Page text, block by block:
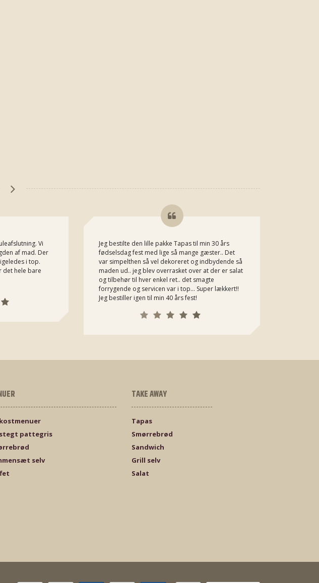
Vi
af mad. Der
i top.
det hele bare
Jeg bestilte den lille pakke Tapas til min 30 års
fødselsdag fest med lige så mange gæster.. Det
var simpelthen så vel dekoreret og indbydende så
maden ud.. jeg blev overrasket over at der er salat
og tilbehør til hver enkel ret.. det smagte
forrygende og servicen var i top... Super lækkert!!
Jeg bestiller igen til min 40 års fest!
pattegris
selv
TAKE AWAY
Tapas
Smørrebrød
Sandwich
Grill selv
Salat